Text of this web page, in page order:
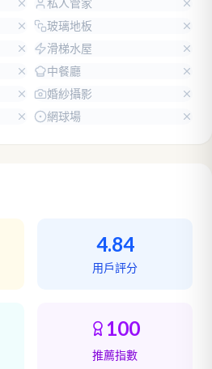
私人管家
玻璃地板
滑梯水屋
中餐廳
婚紗攝影
網球場
4.84
用戶評分
100
推薦指數